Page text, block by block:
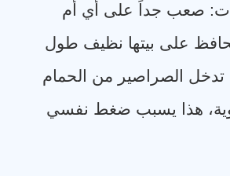
صعب جداً على أي أم
على بيتها نظيف طول
تدخل الصراصير من الحمام
هذا يسبب ضغط نفسي